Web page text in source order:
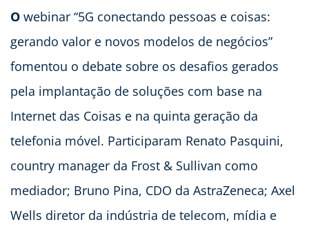
O webinar “5G conectando pessoas e coisas:
gerando valor e novos modelos de negócios”
fomentou o debate sobre os desafios gerados
pela implantação de soluções com base na
Internet das Coisas e na quinta geração da
telefonia móvel. Participaram Renato Pasquini,
country manager da Frost & Sullivan como
mediador; Bruno Pina, CDO da AstraZeneca; Axel
Wells diretor da indústria de telecom, mídia e